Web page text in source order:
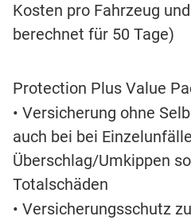
Kosten pro Fahrzeug
berechnet für 50 Tage)
Protection Plus Value
• Versicherung ohne
auch bei bei
Überschlag/Umkippen
Totalschäden
• Versicherungsschutz